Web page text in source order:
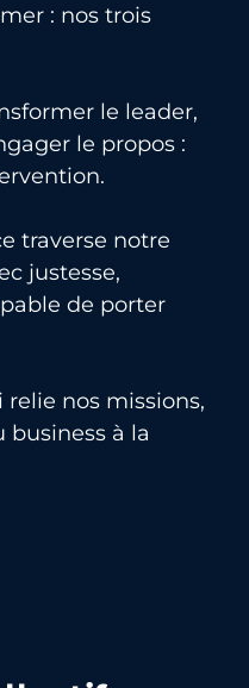
: nos trois
le leader,
le propos :
traverse notre
justesse,
de porter
relie nos missions,
business à la